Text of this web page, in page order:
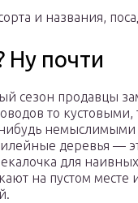
и названия,
Ну почти
сезон продавцы
то
деревья —
для
на пустом месте и